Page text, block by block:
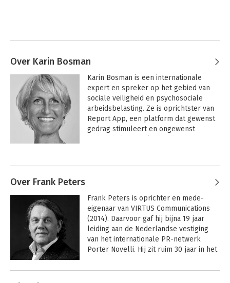
Over Karin Bosman
Karin Bosman is een internationale
expert en spreker op het gebied van
sociale veiligheid en psychosociale
arbeidsbelasting. Ze is oprichtster van
Report App, een platform dat gewenst
gedrag stimuleert en ongewenst
workshops en consultancy aan
bestuurders, HR-professionals en
vertrouwenspersonen. Daarnaast is ze
auteur van 'Stop het zwijgen' en
'Spugen op de tosti van Hans'
en ambassadeur van Denim Day New
voorlichting over seksueel geweld.
Over Frank Peters
Frank Peters is oprichter en mede-
eigenaar van VIRTUS Communications
(2014). Daarvoor gaf hij bijna 19 jaar
leiding aan de Nederlandse vestiging
van het internationale PR-netwerk
Porter Novelli. Hij zit ruim 30 jaar in het
zijn reputatiemanagement,